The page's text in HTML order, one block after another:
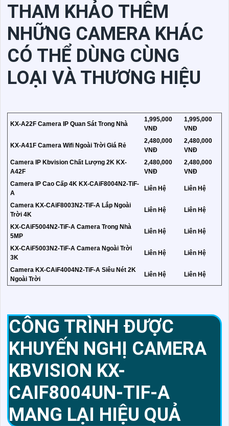
THAM KHẢO THÊM
NHỮNG CAMERA KHÁC
CÓ THỂ DÙNG CÙNG
LOẠI VÀ THƯƠNG HIỆU
KX-A22F Camera IP Quan Sát Trong Nhà
1,995,000
VNĐ
1,995,000
VNĐ
KX-A41F Camera Wifi Ngoài Trời Giá Rẻ
2,480,000
VNĐ
2,480,000
VNĐ
Camera IP Kbvision Chất Lượng 2K KX-
A42F
2,480,000
VNĐ
2,480,000
VNĐ
Camera IP Cao Cấp 4K KX-CAiF8004N2-TiF-
A
Liên Hệ Liên Hệ
Camera KX-CAiF8003N2-TiF-A Lắp Ngoài
Trời 4K
Liên Hệ Liên Hệ
KX-CAiF5004N2-TiF-A Camera Trong Nhà
5MP
Liên Hệ Liên Hệ
KX-CAiF5003N2-TiF-A Camera Ngoài Trời
3K
Liên Hệ Liên Hệ
Camera KX-CAiF4004N2-TiF-A Siêu Nét 2K
Ngoài Trời
Liên Hệ Liên Hệ
CÔNG TRÌNH ĐƯỢC
KHUYẾN NGHỊ CAMERA
KBVISION KX-
CAIF8004UN-TIF-A
MANG LẠI HIỆU QUẢ